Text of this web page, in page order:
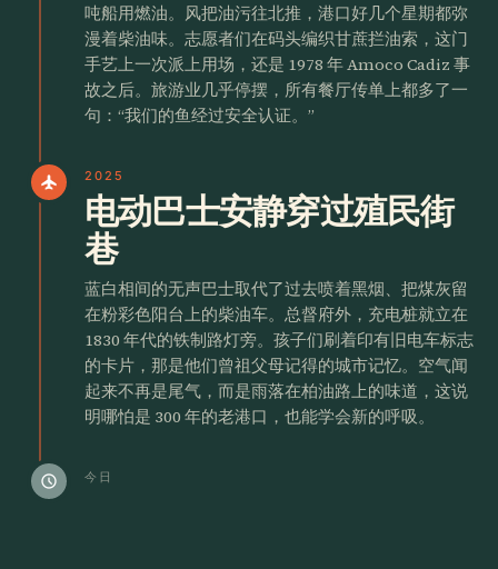
吨船用燃油。风把油污往北推，港口好几个星期都弥
漫着柴油味。志愿者们在码头编织甘蔗拦油索，这门
手艺上一次派上用场，还是 1978 年 Amoco Cadiz 事
故之后。旅游业几乎停摆，所有餐厅传单上都多了一
句：“我们的鱼经过安全认证。”
flight 2025
电动巴士安静穿过殖民街
巷
蓝白相间的无声巴士取代了过去喷着黑烟、把煤灰留
在粉彩色阳台上的柴油车。总督府外，充电桩就立在
1830 年代的铁制路灯旁。孩子们刷着印有旧电车标志
的卡片，那是他们曾祖父母记得的城市记忆。空气闻
起来不再是尾气，而是雨落在柏油路上的味道，这说
明哪怕是 300 年的老港口，也能学会新的呼吸。
schedule 今日